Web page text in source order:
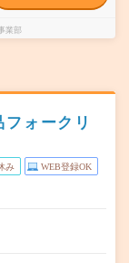
業部
ォークリ
み WEB登録OK